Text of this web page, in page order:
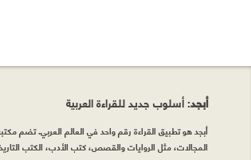
أبجد: أسلوب جديد للقراءة العربية
أبجد هو تطبيق القراءة رقم واحد في العالم العربي. تضم
المجالات، مثل الروايات والقصص، كتب الأدب، الكتب